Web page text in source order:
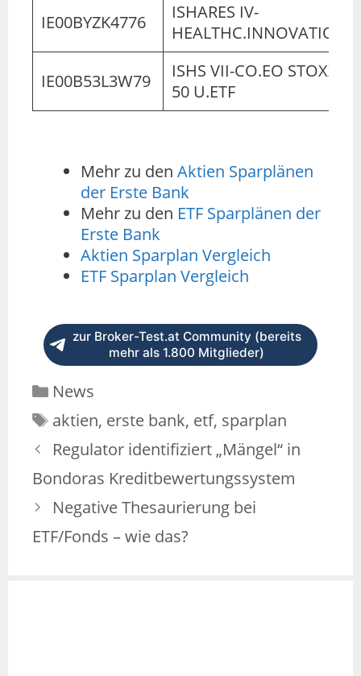
IE00BYZK4776
ISHARES IV-
HEALTHC.INNOVATION
IE00B53L3W79
ISHS VII-CO.EO STOXX
50 U.ETF
Mehr zu den Aktien Sparplänen
der Erste Bank
Mehr zu den ETF Sparplänen der
Erste Bank
Aktien Sparplan Vergleich
ETF Sparplan Vergleich
zur Broker-Test.at Community (bereits
mehr als 1.800 Mitglieder)
News
aktien, erste bank, etf, sparplan
Regulator identifiziert „Mängel“ in
Bondoras Kreditbewertungssystem
Negative Thesaurierung bei
ETF/Fonds – wie das?